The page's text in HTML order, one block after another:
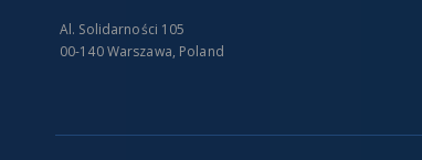
Al. Solidarności 105
00-140 Warszawa, Poland